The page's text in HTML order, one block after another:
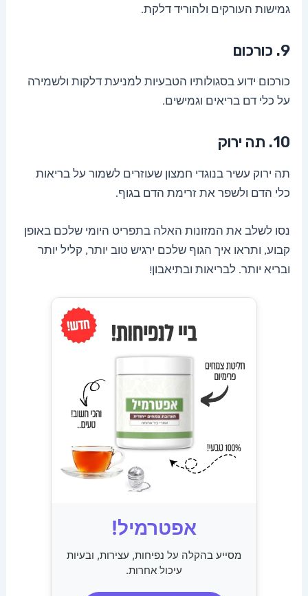
גמישות העורקים ולהוריד דלקת.
9. כורכום
כורכום ידוע בסגולותיו הטבעיות למניעת דלקות ולשמירה
על כלי דם בריאים וגמישים.
10. תה ירוק
תה ירוק עשיר בנוגדי חמצון שעוזרים לשמור על בריאות
כלי הדם ולשפר את זרימת הדם בגוף.
נסו לשלב את המזונות האלה בתפריט היומי שלכם באופן
קבוע, ותראו איך הגוף שלכם ירגיש טוב יותר, קליל יותר
ובריא יותר. לבריאות ובתיאבון!
אפטרמיל!
מסייע בהקלה על נפיחות, עצירות, ובעיות
עיכול אחרות.